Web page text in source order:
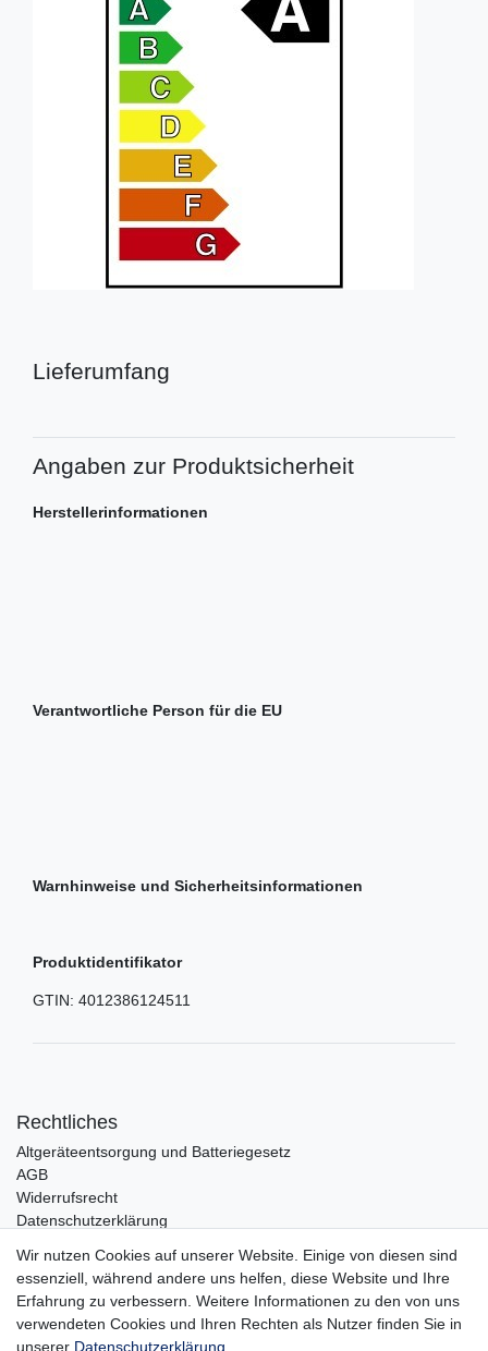
Lieferumfang
Angaben zur Produktsicherheit
Herstellerinformationen
Verantwortliche Person für die EU
Warnhinweise und Sicherheitsinformationen
Produktidentifikator
GTIN: 4012386124511
Rechtliches
Altgeräteentsorgung und Batteriegesetz
AGB
Widerrufsrecht
Datenschutzerklärung
Impressum
Service
Zahlungsarten
Wir nutzen Cookies auf unserer Website. Einige von diesen sind
essenziell, während andere uns helfen, diese Website und Ihre
Erfahrung zu verbessern. Weitere Informationen zu den von uns
verwendeten Cookies und Ihren Rechten als Nutzer finden Sie in
unserer Daten­schutz­erklärung